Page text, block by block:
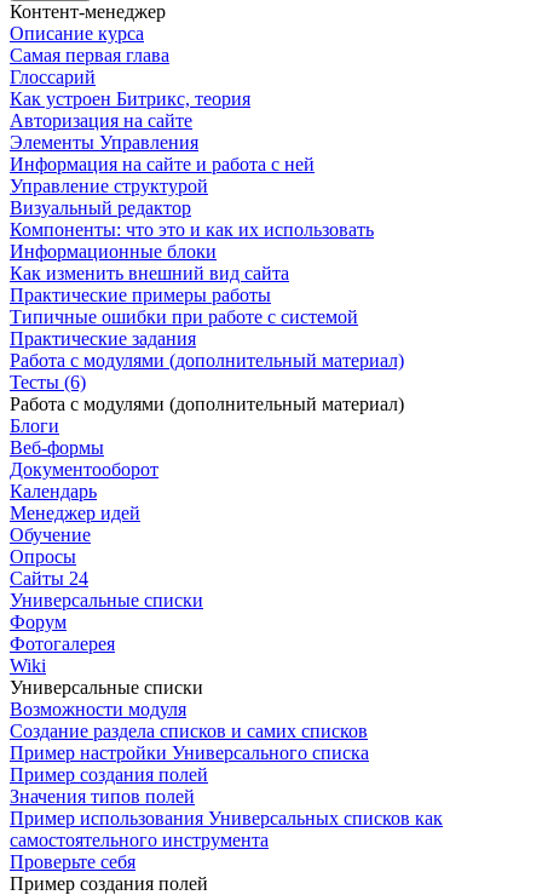
Контент-менеджер
Описание курса
Самая первая глава
Глоссарий
Как устроен Битрикс, теория
Авторизация на сайте
Элементы Управления
Информация на сайте и работа с ней
Управление структурой
Визуальный редактор
Компоненты: что это и как их использовать
Информационные блоки
Как изменить внешний вид сайта
Практические примеры работы
Типичные ошибки при работе с системой
Практические задания
Работа с модулями (дополнительный материал)
Тесты (6)
Работа с модулями (дополнительный материал)
Блоги
Веб-формы
Документооборот
Календарь
Менеджер идей
Обучение
Опросы
Сайты 24
Универсальные списки
Форум
Фотогалерея
Wiki
Универсальные списки
Возможности модуля
Создание раздела списков и самих списков
Пример настройки Универсального списка
Пример создания полей
Значения типов полей
Пример использования Универсальных списков как
самостоятельного инструмента
Проверьте себя
Пример создания полей